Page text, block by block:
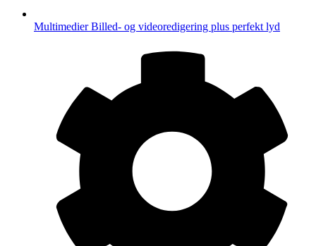
MultimedierBilled- og videoredigering plus perfekt lyd